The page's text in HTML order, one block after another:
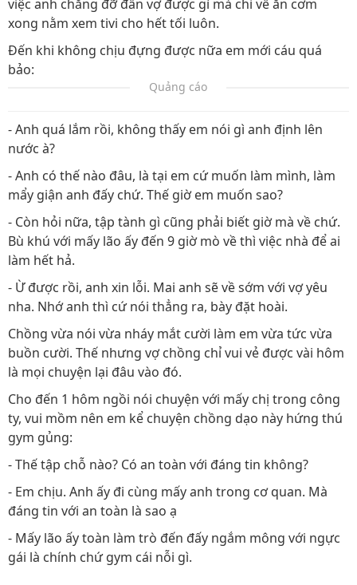
việc anh chẳng đỡ đần vợ được gì mà chỉ về ăn cơm
xong nằm xem tivi cho hết tối luôn.
Đến khi không chịu đựng được nữa em mới cáu quá
bảo:
Quảng cáo
- Anh quá lắm rồi, không thấy em nói gì anh định lên
nước à?
- Anh có thế nào đâu, là tại em cứ muốn làm mình, làm
mẩy giận anh đấy chứ. Thế giờ em muốn sao?
- Còn hỏi nữa, tập tành gì cũng phải biết giờ mà về chứ.
Bù khú với mấy lão ấy đến 9 giờ mò về thì việc nhà để ai
làm hết hả.
- Ừ được rồi, anh xin lỗi. Mai anh sẽ về sớm với vợ yêu
nha. Nhớ anh thì cứ nói thẳng ra, bày đặt hoài.
Chồng vừa nói vừa nháy mắt cười làm em vừa tức vừa
buồn cười. Thế nhưng vợ chồng chỉ vui vẻ được vài hôm
là mọi chuyện lại đâu vào đó.
Cho đến 1 hôm ngồi nói chuyện với mấy chị trong công
ty, vui mồm nên em kể chuyện chồng dạo này hứng thú
gym gủng:
- Thế tập chỗ nào? Có an toàn với đáng tin không?
- Em chịu. Anh ấy đi cùng mấy anh trong cơ quan. Mà
đáng tin với an toàn là sao ạ
- Mấy lão ấy toàn làm trò đến đấy ngắm mông với ngực
gái là chính chứ gym cái nỗi gì.